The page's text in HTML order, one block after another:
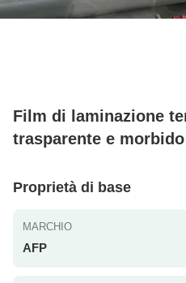
Film di laminazione
trasparente e
Proprietà di base
MARCHIO
AFP